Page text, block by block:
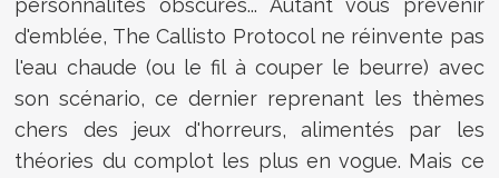
personnalités obscures... Autant vous prévenir
d'emblée, The Callisto Protocol ne réinvente pas
l'eau chaude (ou le fil à couper le beurre) avec
son scénario, ce dernier reprenant les thèmes
chers des jeux d'horreurs, alimentés par les
théories du complot les plus en vogue. Mais ce